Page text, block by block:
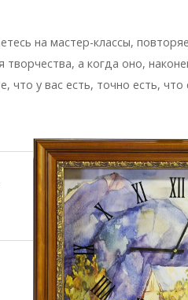
на мастер-классы,
а когда оно,
что у вас есть, точно есть, что